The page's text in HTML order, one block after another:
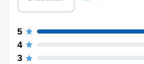
5
4
3